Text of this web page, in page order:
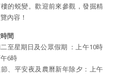
的蜕變。歡迎前來參觀，發掘精
內容！
間
至星期日及公眾假期 ：上午10時
6時
、平安夜及農曆新年除夕：上午